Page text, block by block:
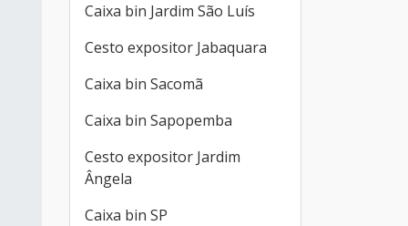
Caixa bin Jardim São Luís
Cesto expositor Jabaquara
Caixa bin Sacomã
Caixa bin Sapopemba
Cesto expositor Jardim
Ângela
Caixa bin SP